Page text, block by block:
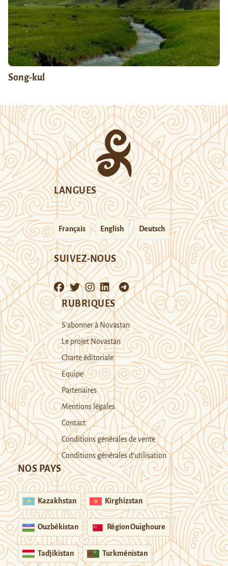
Song-kul
LANGUES
Français English Deutsch
SUIVEZ-NOUS
RUBRIQUES
S’abonner à Novastan
Le projet Novastan
Charte éditoriale
Equipe
Partenaires
Mentions légales
Contact
Conditions générales de vente
Conditions générales d’utilisation
NOS PAYS
Kazakhstan Kirghizstan
Ouzbékistan Région Ouïghoure
Tadjikistan Turkménistan